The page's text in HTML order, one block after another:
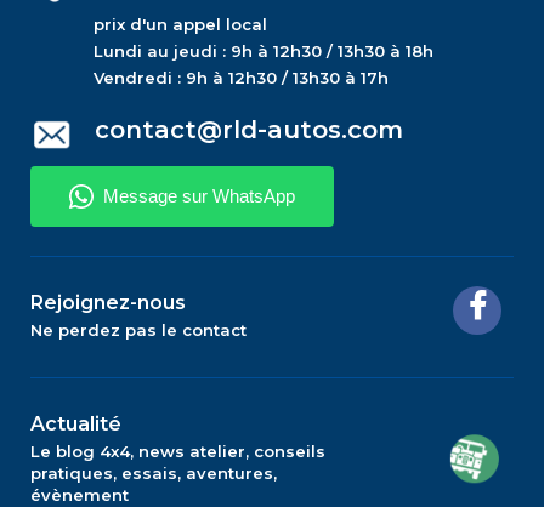
prix d'un appel local
Lundi au jeudi : 9h à 12h30 / 13h30 à 18h
Vendredi : 9h à 12h30 / 13h30 à 17h
contact@rld-autos.com
Rejoignez-nous
Ne perdez pas le contact
Actualité
Le blog 4x4, news atelier, conseils
pratiques, essais, aventures,
évènement